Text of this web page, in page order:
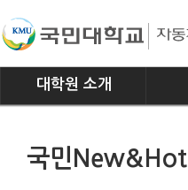
대학원 소개
연혁
국민New&Hot